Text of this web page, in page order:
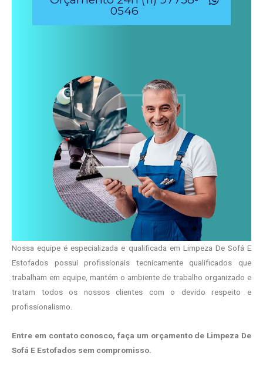
0546
Nossa equipe é especializada e qualificada em Limpeza De Sofá E
Estofados possui profissionais tecnicamente qualificados que
trabalham em equipe, mantém o ambiente de trabalho organizado e
tratam todos os nossos clientes com o devido respeito e
profissionalismo.
Entre em contato conosco, faça um orçamento de Limpeza De
Sofá E Estofados sem compromisso.